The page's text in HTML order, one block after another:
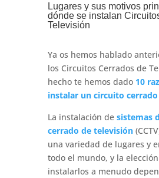
Lugares y sus motivos
dónde se instalan
Televisión
Ya os hemos hablado
los Circuitos Cerrados de
hecho te hemos dado 10
instalar un circuito
La instalación de sistemas
cerrado de televisión
una variedad de lugares y
todo el mundo, y la
instalarlos a menudo